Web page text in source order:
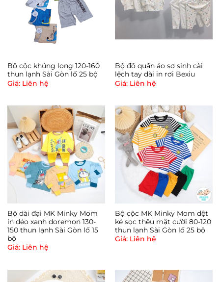
– Đảm bảo sản phẩm nâng niu bé & hài lòng Mẹ.
– Chỉ có 1 size cho bé sơ sinh đến 4-5 tháng tuổi
– Made in Việt Nam
– Vải mỏng vừa phải, co dãn tốt, an toàn và thích
hợp với bé sơ sinh
__________________
Bộ cộc khủng long 120-160
thun lạnh Sài Gòn lố 25 bộ
Giá: Liên hệ
Bộ đồ quần áo sơ sinh cài
lệch tay dài in rơi Bexiu
Giá: Liên hệ
Bộ dài đại MK Minky Mom
in dẻo xanh doremon 130-
150 thun lạnh Sài Gòn lố 15
bộ
Giá: Liên hệ
Bộ cộc MK Minky Mom dệt
kẻ sọc thêu mặt cười 80-120
thun lạnh Sài Gòn lố 25 bộ
Giá: Liên hệ